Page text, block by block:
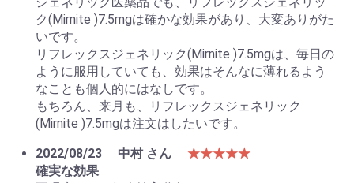
ク(Mirnite )7.5mgは確かな効果があり、大変ありがた
いです。
リフレックスジェネリック(Mirnite )7.5mgは、毎日の
ように服用していても、効果はそんなに薄れるよう
なことも個人的にはなしです。
もちろん、来月も、リフレックスジェネリック
(Mirnite )7.5mgは注文はしたいです。
2022/08/23
中村 さん
★★★★★
確実な効果